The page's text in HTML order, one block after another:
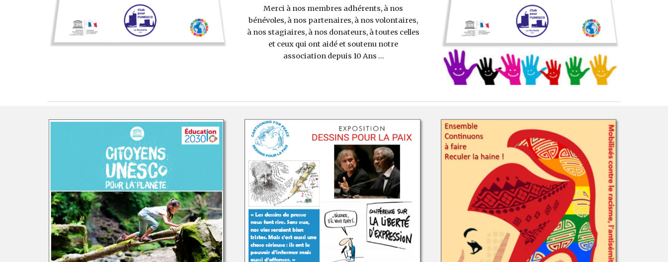
Merci à nos membres adhérents, à nos
bénévoles, à nos partenaires, à nos volontaires,
à nos stagiaires, à nos donateurs, à toutes celles
et ceux qui ont aidé et soutenu notre
association depuis 10 Ans ...